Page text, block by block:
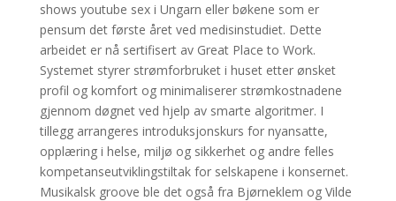
shows youtube sex i Ungarn eller bøkene som er
pensum det første året ved medisinstudiet. Dette
arbeidet er nå sertifisert av Great Place to Work.
Systemet styrer strømforbruket i huset etter ønsket
profil og komfort og minimaliserer strømkostnadene
gjennom døgnet ved hjelp av smarte algoritmer. I
tillegg arrangeres introduksjonskurs for nyansatte,
opplæring i helse, miljø og sikkerhet og andre felles
kompetanseutviklingstiltak for selskapene i konsernet.
Musikalsk groove ble det også fra Bjørneklem og Vilde